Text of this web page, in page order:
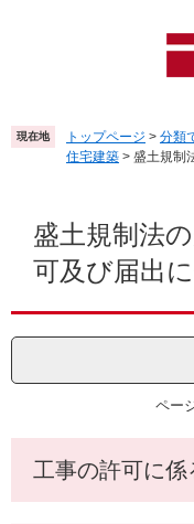
頭
で
飛
ば
現在地 トップページ > 分類
住宅建築 > 盛土規制
盛土規制法
可及び届出
ペー
工事の許可に係